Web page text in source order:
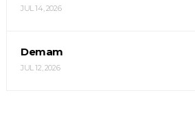
JUL 14, 2026
Demam
JUL 12, 2026